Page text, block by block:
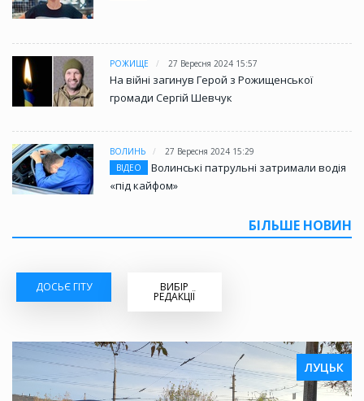
РОЖИЩЕ 27 Вересня 2024 15:57
На війні загинув Герой з Рожищенської
громади Сергій Шевчук
ВОЛИНЬ
27 Вересня 2024 15:29
ВІДЕО
Волинські патрульні затримали водія
«під кайфом»
БІЛЬШЕ НОВИН
ДОСЬЄ ГІТУ ВИБІР
РЕДАКЦІЇ
ЛУЦЬК